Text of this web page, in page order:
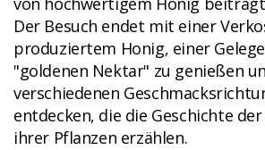
Der Besuch endet mit einer
produziertem Honig, einer
"goldenen Nektar" zu genießen
verschiedenen
entdecken, die die Geschichte
ihrer Pflanzen erzählen.